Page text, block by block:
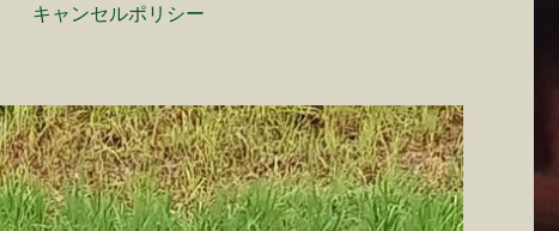
キャンセルポリシー